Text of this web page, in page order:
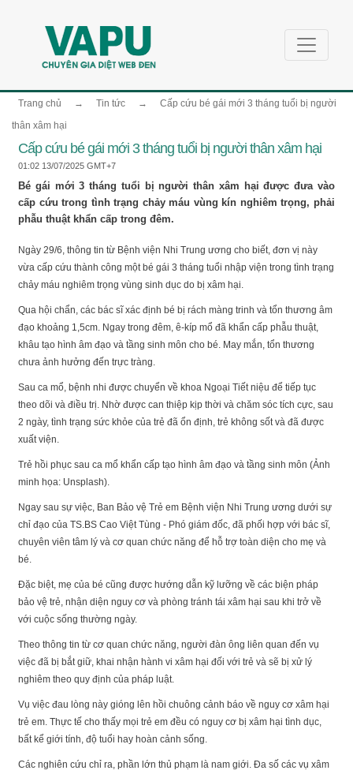
Trang chủ → Tin tức →
Cấp cứu bé gái mới 3 tháng tuổi bị người
thân xâm hại
Cấp cứu bé gái mới 3 tháng tuổi bị người thân xâm hại
01:02 13/07/2025 GMT+7
Bé gái mới 3 tháng tuổi bị người thân xâm hại được đưa vào
cấp cứu trong tình trạng chảy máu vùng kín nghiêm trọng, phải
phẫu thuật khẩn cấp trong đêm.
Ngày 29/6, thông tin từ Bệnh viện Nhi Trung ương cho biết, đơn vị này
vừa cấp cứu thành công một bé gái 3 tháng tuổi nhập viện trong tình trạng
chảy máu nghiêm trọng vùng sinh dục do bị xâm hại.
Qua hội chẩn, các bác sĩ xác định bé bị rách màng trinh và tổn thương âm
đạo khoảng 1,5cm. Ngay trong đêm, ê-kíp mổ đã khẩn cấp phẫu thuật,
khâu tạo hình âm đạo và tầng sinh môn cho bé. May mắn, tổn thương
chưa ảnh hưởng đến trực tràng.
Sau ca mổ, bệnh nhi được chuyển về khoa Ngoại Tiết niệu để tiếp tục
theo dõi và điều trị. Nhờ được can thiệp kịp thời và chăm sóc tích cực, sau
2 ngày, tình trạng sức khỏe của trẻ đã ổn định, trẻ không sốt và đã được
xuất viện.
Trẻ hồi phục sau ca mổ khẩn cấp tạo hình âm đạo và tầng sinh môn (Ảnh
minh họa: Unsplash).
Ngay sau sự việc, Ban Bảo vệ Trẻ em Bệnh viện Nhi Trung ương dưới sự
chỉ đạo của TS.BS Cao Việt Tùng - Phó giám đốc, đã phối hợp với bác sĩ,
chuyên viên tâm lý và cơ quan chức năng để hỗ trợ toàn diện cho mẹ và
bé.
Đặc biệt, mẹ của bé cũng được hướng dẫn kỹ lưỡng về các biện pháp
bảo vệ trẻ, nhận diện nguy cơ và phòng tránh tái xâm hại sau khi trở về
với cuộc sống thường ngày.
Theo thông tin từ cơ quan chức năng, người đàn ông liên quan đến vụ
việc đã bị bắt giữ, khai nhận hành vi xâm hại đối với trẻ và sẽ bị xử lý
nghiêm theo quy định của pháp luật.
Vụ việc đau lòng này gióng lên hồi chuông cảnh báo về nguy cơ xâm hại
trẻ em. Thực tế cho thấy mọi trẻ em đều có nguy cơ bị xâm hại tình dục,
bất kể giới tính, độ tuổi hay hoàn cảnh sống.
Các nghiên cứu chỉ ra, phần lớn thủ phạm là nam giới. Đa số các vụ xâm